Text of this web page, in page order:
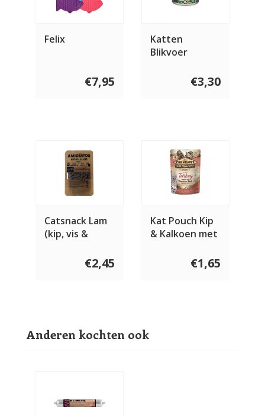
Felix
€7,95
Katten
Blikvoer
€3,30
Catsnack Lam
(kip, vis &
€2,45
Kat Pouch Kip
& Kalkoen met
€1,65
Anderen kochten ook